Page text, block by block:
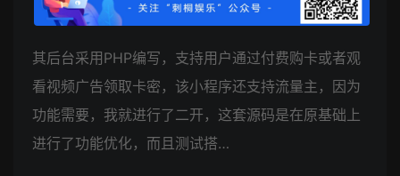
其后台采用PHP编写，支持用户通过付费购卡或者观
看视频广告领取卡密，该小程序还支持流量主，因为
功能需要，我就进行了二开，这套源码是在原基础上
进行了功能优化，而且测试搭…